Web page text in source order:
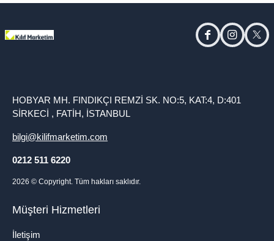
facebookinstagram
HOBYAR MH. FINDIKÇI REMZİ SK. NO:5, KAT:4, D:401
SİRKECİ , FATİH, İSTANBUL
bilgi@kilifmarketim.com
0212 511 6220
2026 © Copyright. Tüm hakları saklıdır.
Müşteri Hizmetleri
İletişim